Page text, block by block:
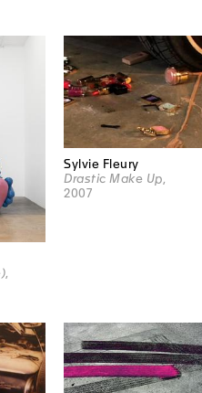
Sylvie Fleury
Drastic Make Up
2007